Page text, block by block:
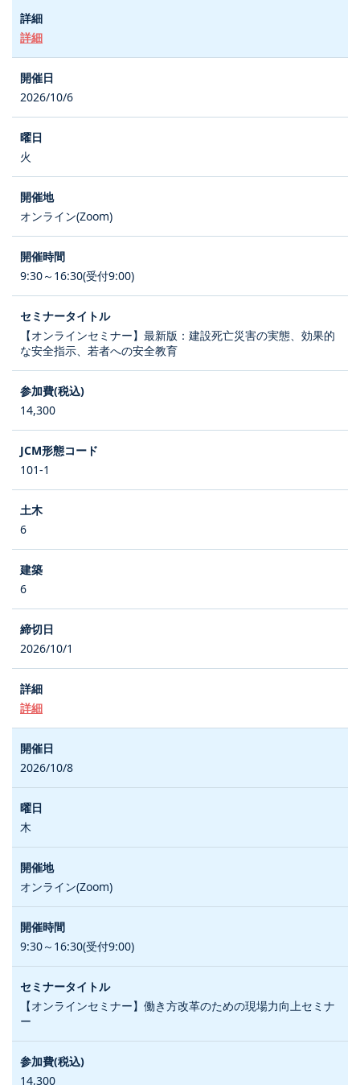
詳細
2026/10/6
火
オンライン(Zoom)
9:30～16:30(受付9:00)
【オンラインセミナー】最新版：建設死亡災害の実態、効果的
な安全指示、若者への安全教育
14,300
101-1
6
6
2026/10/1
詳細
2026/10/8
木
オンライン(Zoom)
9:30～16:30(受付9:00)
【オンラインセミナー】働き方改革のための現場力向上セミナ
ー
14,300